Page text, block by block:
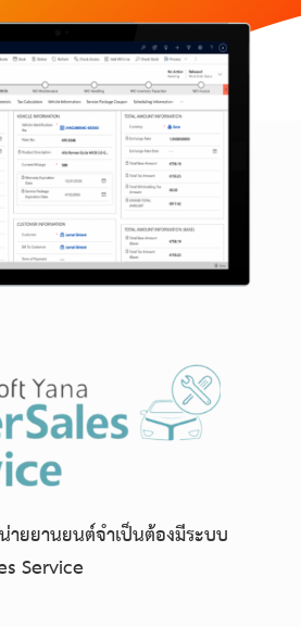
ยยานยนต์จำเป็นต้องมีระบบ
Service